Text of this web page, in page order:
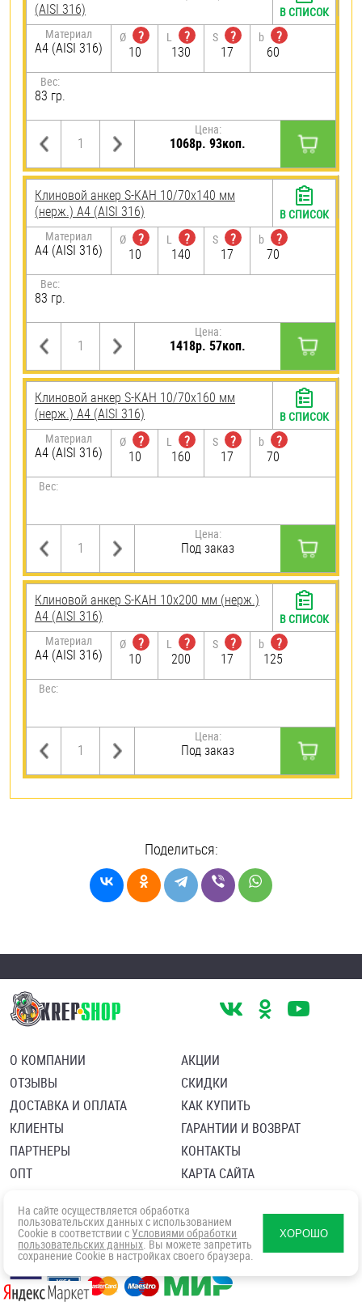
(AISI 316)
Материал
A4 (AISI 316)
Ø
?
10
L
?
130
S
?
17
b
?
60
Вес:
83 гр.
Цена:
1068р. 93коп.
В СПИСОК
Клиновой анкер S-KAH 10/70х140 мм
(нерж.) A4 (AISI 316)
Материал
A4 (AISI 316)
Ø
?
10
L
?
140
S
?
17
b
?
70
Вес:
83 гр.
Цена:
1418р. 57коп.
В СПИСОК
Клиновой анкер S-KAH 10/70х160 мм
(нерж.) A4 (AISI 316)
Материал
A4 (AISI 316)
Ø
?
10
L
?
160
S
?
17
b
?
70
Вес:
Цена:
Под заказ
В СПИСОК
Клиновой анкер S-KAH 10х200 мм (нерж.)
A4 (AISI 316)
Материал
A4 (AISI 316)
Ø
?
10
L
?
200
S
?
17
b
?
125
Вес:
Цена:
Под заказ
В СПИСОК
Поделиться:
О КОМПАНИИ
ОТЗЫВЫ
ДОСТАВКА И ОПЛАТА
КЛИЕНТЫ
ПАРТНЕРЫ
ОПТ
АКЦИИ
СКИДКИ
КАК КУПИТЬ
ГАРАНТИИ И ВОЗВРАТ
КОНТАКТЫ
КАРТА САЙТА
Политика в отношении обработки персональных данных
Согласие посетителя сайта на обработку персональных данны
На сайте осуществляется обработка
пользовательских данных с использованием
Cookie в соответствии с Условиями обработки
пользовательских данных. Вы можете запретить
сохранение Cookie в настройках своего браузера.
ХОРОШО